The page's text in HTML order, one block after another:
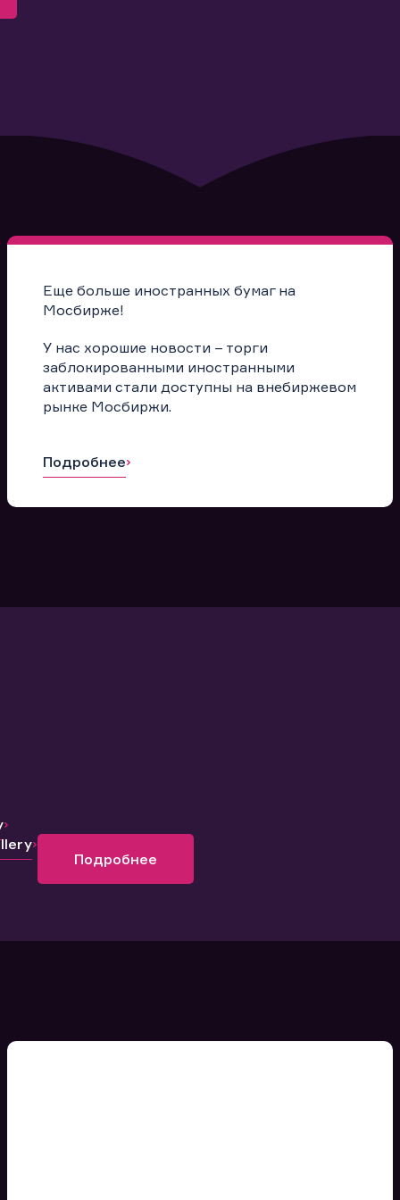
Еще больше иностранных бумаг на
Мосбирже!
У нас хорошие новости – торги
заблокированными иностранными
активами стали доступны на внебиржевом
рынке Мосбиржи.
Подробнее
Подробнее